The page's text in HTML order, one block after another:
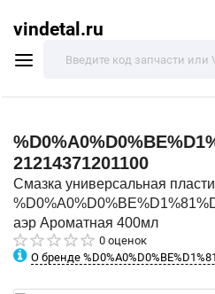
vindetal.ru
21214371201100
Смазка универсальная
аэр Ароматная 400мл
0 оценок
О бренде